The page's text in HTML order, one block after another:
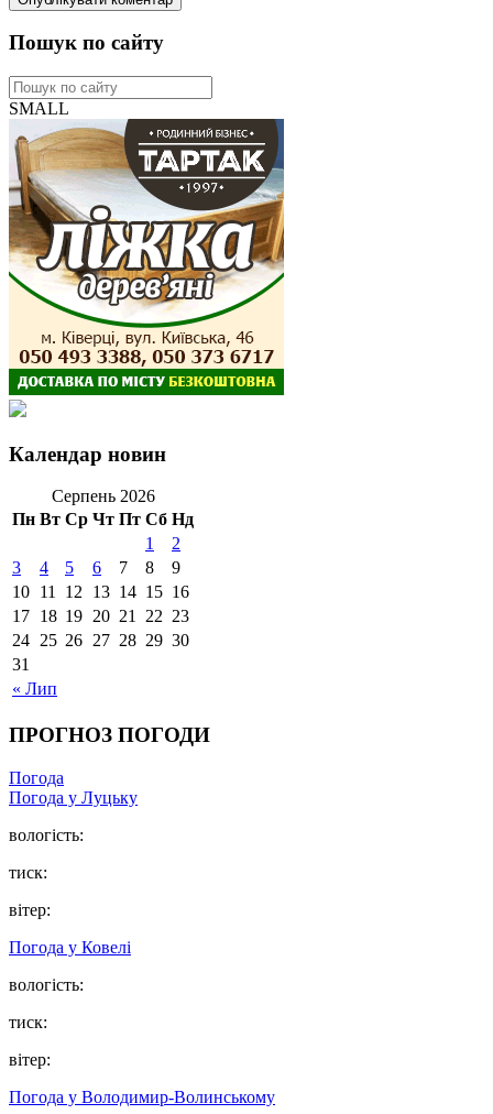
Пошук по сайту
SMALL
Календар новин
Серпень 2026
Пн Вт Ср Чт Пт Сб Нд
« Лип
1
2
3
4 5 6 7 8
9
10 11 12 13 14 15 16
17 18 19 20 21 22 23
24 25 26 27 28 29 30
31
ПРОГНОЗ ПОГОДИ
Погода
Погода у Луцьку
вологість:
тиск:
вітер:
Погода у Ковелі
вологість:
тиск:
вітер:
Погода у Володимир-Волинському